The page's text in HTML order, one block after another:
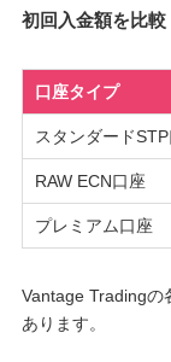
初回入金額を比較
口座タイプ
スタンダード
RAW ECN口座
プレミアム口座
Vantage Tradingの
あります。